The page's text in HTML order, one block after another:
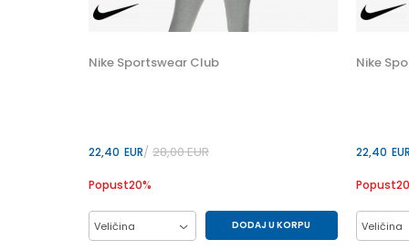
Nike Sportswear Club
22,40 EUR 28,00EUR
Popust20%
Veličina DODAJ U KORPU
Nike
22,40
Popust20
Veličina